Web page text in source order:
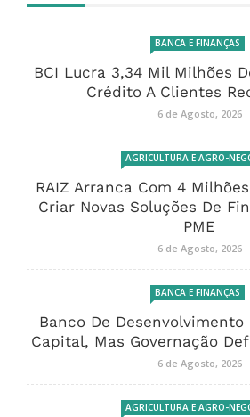
BANCA E FINANÇAS
BCI Lucra 3,34 Mil Milhões
Crédito A Clientes
6 de Agosto, 2026
AGRICULTURA E AGRO-
RAIZ Arranca Com 4
Criar Novas Soluções De
PME
6 de Agosto, 2026
BANCA E FINANÇAS
Banco De
Capital, Mas Governação
6 de Agosto, 2026
AGRICULTURA E AGRO-